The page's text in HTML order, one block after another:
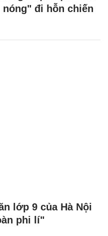
đi hỗn chiến
lớp 9 của Hà Nội
phi lí"